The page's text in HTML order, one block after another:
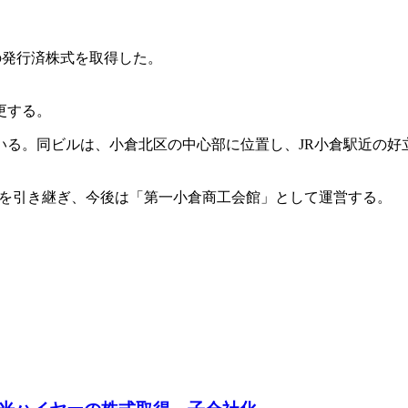
行済株式を取得した。
る。
。同ビルは、小倉北区の中心部に位置し、JR小倉駅近の
き継ぎ、今後は「第一小倉商工会館」として運営する。